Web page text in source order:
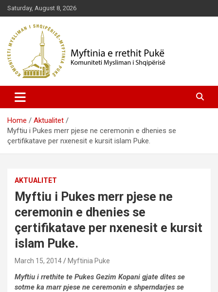
Skip
to
content
Saturday, August 8, 2026
Myftinia Pukë | Faqja Zyrtare
Home
Aktualitet
Myftiu i Pukes merr pjese ne ceremonin e dhenies se
çertifikatave per nxenesit e kursit islam Puke.
AKTUALITET
Myftiu i Pukes merr pjese ne
ceremonin e dhenies se
çertifikatave per nxenesit e kursit
islam Puke.
March 15, 2014 Myftinia Puke
Myftiu i rrethite te Pukes Gezim Kopani gjate dites se
sotme ka marr pjese ne ceremonin e shperndarjes se